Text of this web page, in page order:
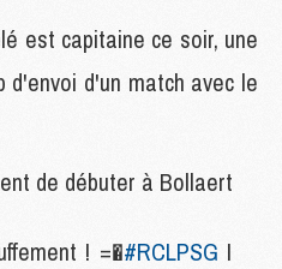
est capitaine ce soir, une
d'envoi d'un match avec le
de débuter à Bollaert
! =�#RCLPSG I